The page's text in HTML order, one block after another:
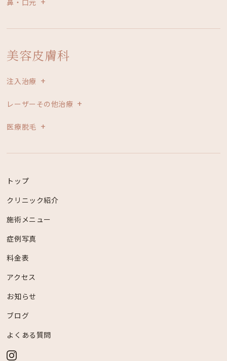
鼻・口元
美容皮膚科
注入治療
レーザーその他治療
医療脱毛
トップ
クリニック紹介
施術メニュー
症例写真
料金表
アクセス
お知らせ
ブログ
よくある質問